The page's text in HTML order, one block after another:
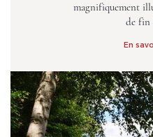
magnifiquement
de fin
En